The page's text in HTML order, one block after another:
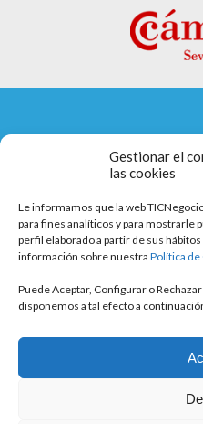
Gestionar el
las cookies
Le informamos que la web
para fines analíticos y para mostrarle
perfil elaborado a partir de sus
información sobre nuestra Política de
Puede Aceptar, Configurar o
disponemos a tal efecto a
Política
Política